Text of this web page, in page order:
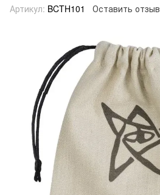
Артикул: BCTH101 Оставить отзыв